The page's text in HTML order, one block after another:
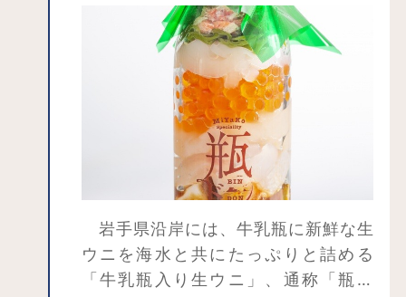
岩手県沿岸には、牛乳瓶に新鮮な生
ウニを海水と共にたっぷりと詰める
「牛乳瓶入り生ウニ」、通称「瓶ウ